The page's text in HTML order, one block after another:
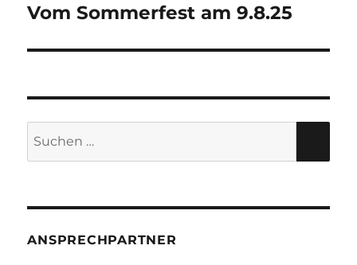
Nächster
Vom Sommerfest am 9.8.25
ANSPRECHPARTNER